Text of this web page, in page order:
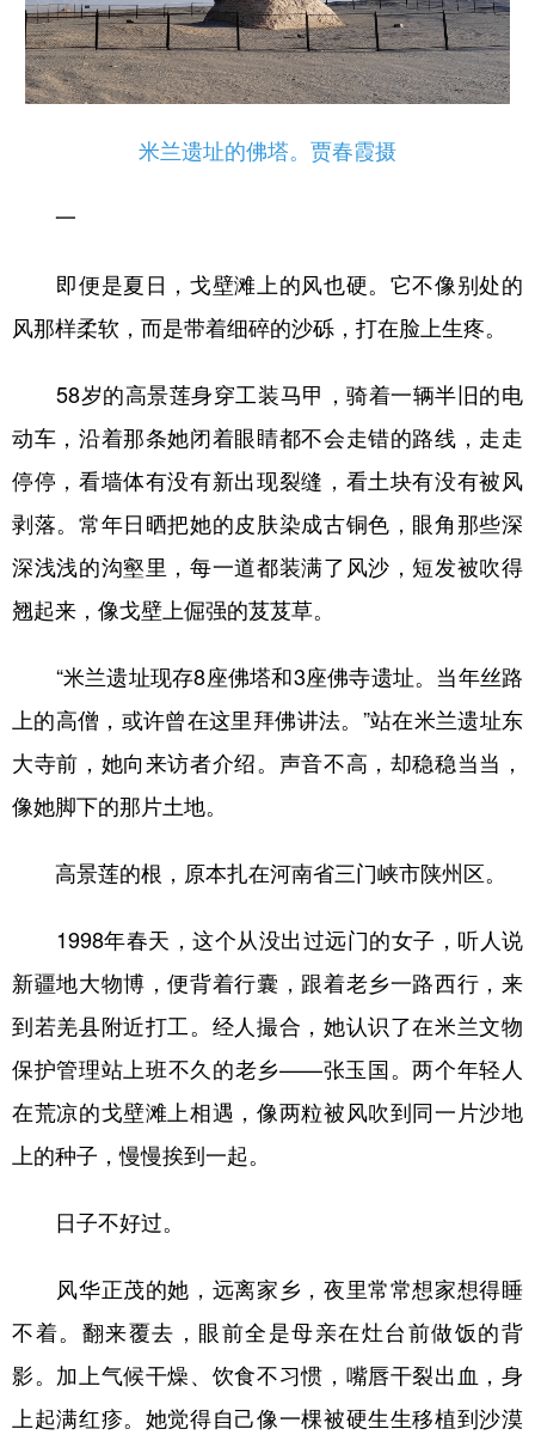
米兰遗址的佛塔。贾春霞摄
一
即便是夏日，戈壁滩上的风也硬。它不像别处的
风那样柔软，而是带着细碎的沙砾，打在脸上生疼。
58岁的高景莲身穿工装马甲，骑着一辆半旧的电
动车，沿着那条她闭着眼睛都不会走错的路线，走走
停停，看墙体有没有新出现裂缝，看土块有没有被风
剥落。常年日晒把她的皮肤染成古铜色，眼角那些深
深浅浅的沟壑里，每一道都装满了风沙，短发被吹得
翘起来，像戈壁上倔强的芨芨草。
“米兰遗址现存8座佛塔和3座佛寺遗址。当年丝路
上的高僧，或许曾在这里拜佛讲法。”站在米兰遗址东
大寺前，她向来访者介绍。声音不高，却稳稳当当，
像她脚下的那片土地。
高景莲的根，原本扎在河南省三门峡市陕州区。
1998年春天，这个从没出过远门的女子，听人说
新疆地大物博，便背着行囊，跟着老乡一路西行，来
到若羌县附近打工。经人撮合，她认识了在米兰文物
保护管理站上班不久的老乡——张玉国。两个年轻人
在荒凉的戈壁滩上相遇，像两粒被风吹到同一片沙地
上的种子，慢慢挨到一起。
日子不好过。
风华正茂的她，远离家乡，夜里常常想家想得睡
不着。翻来覆去，眼前全是母亲在灶台前做饭的背
影。加上气候干燥、饮食不习惯，嘴唇干裂出血，身
上起满红疹。她觉得自己像一棵被硬生生移植到沙漠